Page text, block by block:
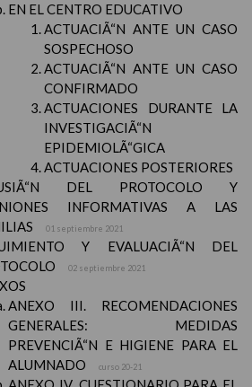
EN EL CENTRO EDUCATIVO
ACTUACIÃ“N ANTE UN CASO
SOSPECHOSO
ACTUACIÃ“N ANTE UN CASO
CONFIRMADO
ACTUACIONES DURANTE LA
INVESTIGACIÃ“N
EPIDEMIOLÃ“GICA
ACTUACIONES POSTERIORES
DEL PROTOCOLO Y
INFORMATIVAS A LAS
01 septiembre 2021
Y EVALUACIÃ“N DEL
02 septiembre 2021
ANEXO III. RECOMENDACIONES
GENERALES: MEDIDAS
PREVENCIÃ“N E HIGIENE PARA EL
ALUMNADO
curso 20-21